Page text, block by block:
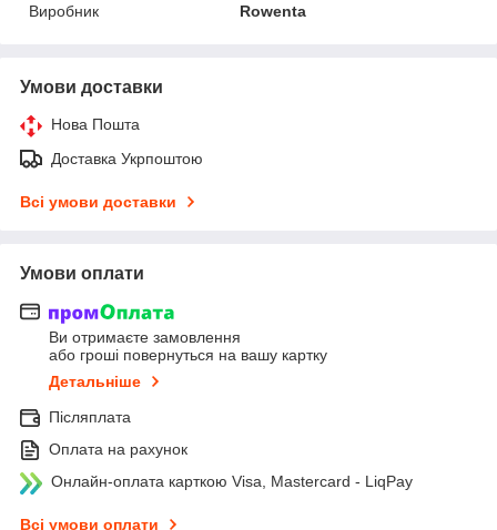
Виробник
Rowenta
Умови доставки
Нова Пошта
Доставка Укрпоштою
Всі умови доставки
Умови оплати
Ви отримаєте замовлення
або гроші повернуться на вашу картку
Детальніше
Післяплата
Оплата на рахунок
Онлайн-оплата карткою Visa, Mastercard - LiqPay
Всі умови оплати